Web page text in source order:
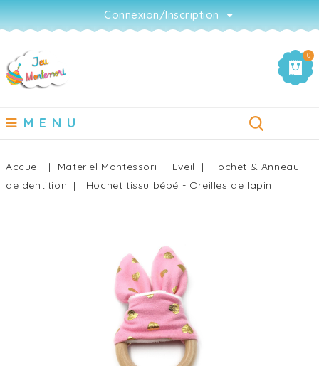
Connexion/Inscription
0
MENU
Accueil Materiel Montessori Eveil
Hochet & Anneau
de dentition
Hochet tissu bébé - Oreilles de lapin